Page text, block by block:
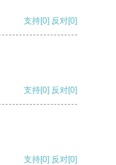
支持[0] 反对[0]
支持[0] 反对[0]
支持[0] 反对[0]